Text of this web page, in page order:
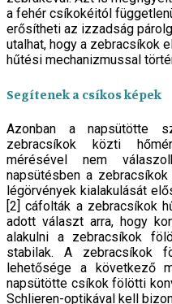
a fehér csíkokéitól
erősítheti az izzadság
utalhat, hogy a zebracsíkok
hűtési mechanizmussal
Segítenek a csíkos képek
Azonban a napsütötte
zebracsíkok közti
mérésével nem
napsütésben a
légörvények kialakulását
[2] cáfolták a zebracsíkok
adott választ arra, hogy
alakulni a zebracsí­kok
stabilak. A zeb­racsíkok
lehetősége a következő
napsütöt­te csíkok fölötti
Schlieren-optikával kell